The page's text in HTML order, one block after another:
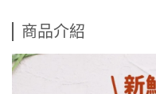
商品介紹